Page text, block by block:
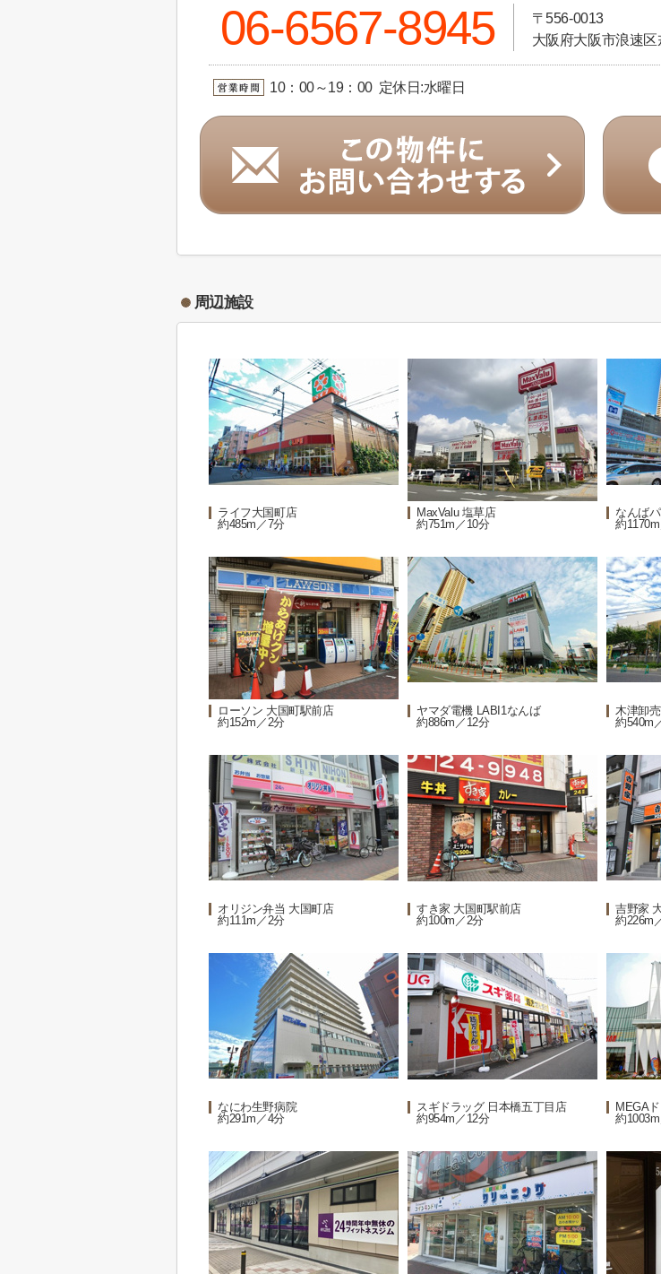
06-6567-8945
〒556-0013
大阪府大阪市浪速
10：00～19：00 定休日:水曜日
周辺施設
ライフ大国町店
約485m／7分
MaxValu 塩草店
約751m／10分
なんば
約
ローソン 大国町駅前店
約152m／2分
ヤマダ電機 LABI1なんば
約886m／12分
木津卸
約540m
オリジン弁当 大国町店
約111m／2分
すき家 大国町駅前店
約100m／2分
吉野家
約226m
なにわ生野病院
約291m／4分
スギドラッグ 日本橋五丁目店
約954m／12分
MEGA
約